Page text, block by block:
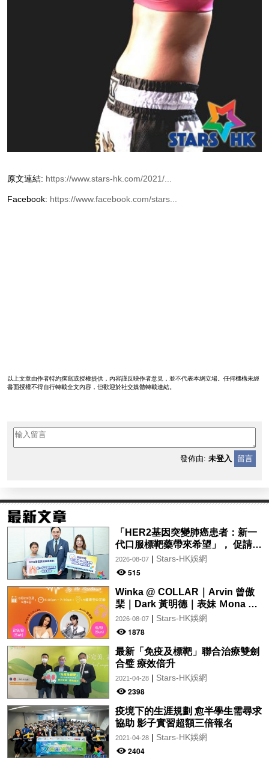
原文連結: https://www.stars-hk.com/2021/...
Facebook: https://www.facebook.com/stars...
以上文章由作者特約撰寫或授權提供，內容謹反映作者意見，並不代表本網立場。任何機構未經
書面授權不得自行轉載全文內容，但歡迎於社交媒體轉載連結。
發佈由: 未登入 留言
「HER2基因突變肺癌患者：新一
代口服標靶藥帶來希望」， 促請政
府加快納入藥物名冊，助患者及早
受惠
2026-08-07| Stars-HK娛網
515
Winka @ COLLAR｜Arvin 曾傲
棐｜Dark 黃明德｜表妹 Ｍona 8
月29日起登陸L5維港空中花園 |
wwwtc mall 首度呈獻「Music
2026-08-07| Stars-HK娛網
1878
最新「免疫及標靶」聯合治療雙劍
合璧 療效倍升
2021-04-28| Stars-HK娛網
2398
疫境下的生涯規劃 愈半學生需尋求
協助 影子實習超額三倍報名
2021-04-28| Stars-HK娛網
2404